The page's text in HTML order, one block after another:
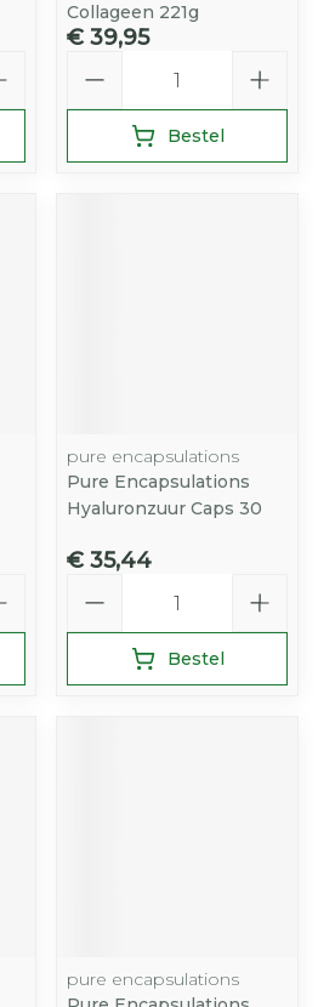
Collageen 221g
€ 39,95
Bestel
pure encapsulations
Pure Encapsulations
Hyaluronzuur Caps 30
€ 35,44
Bestel
pure encapsulations